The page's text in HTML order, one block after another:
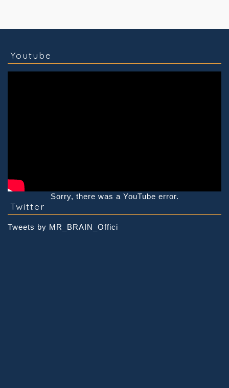
Youtube
Sorry, there was a YouTube error.
Twitter
Tweets by MR_BRAIN_Offici